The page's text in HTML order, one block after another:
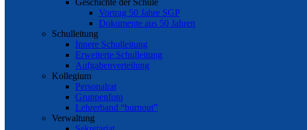
Geschichte der Schule
Vortrag 50 Jahre SGP
Dokumente aus 50 Jahren
Schulleitung
Innere Schulleitung
Erweiterte Schulleitung
Aufgabenverteilung
Kollegium
Personalrat
Gruppenfoto
Lehrerband “burnout”
Verwaltung